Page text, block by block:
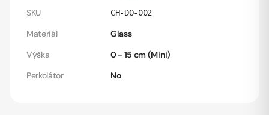
SKU
CH-DO-002
Materiál
Glass
Výška
0 - 15 cm (Mini)
Perkolátor
No